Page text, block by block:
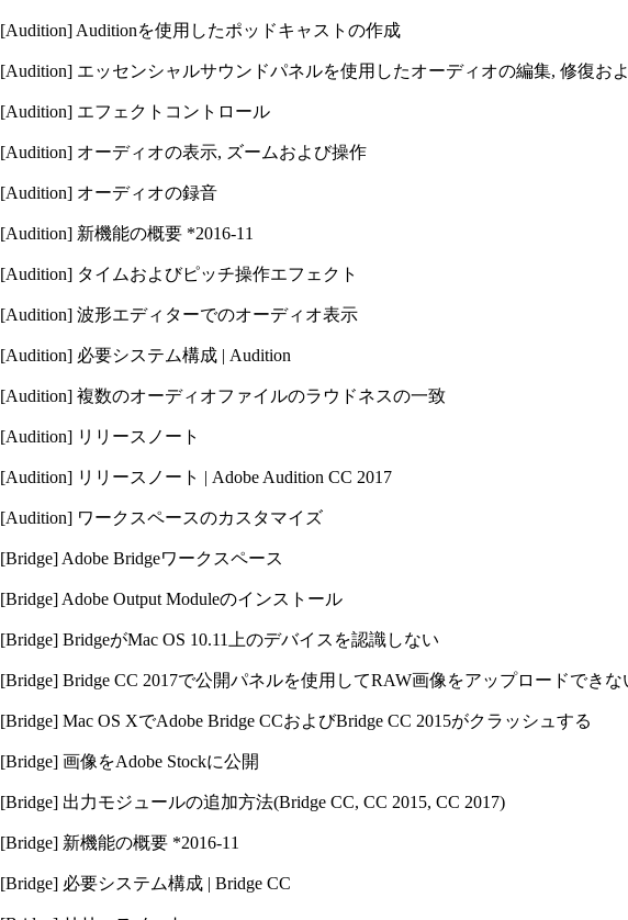
[Audition] Auditionを使用したポッドキャストの作成
[Audition] エッセンシャルサウンドパネルを使用したオーディオの編集, 修復お
[Audition] エフェクトコントロール
[Audition] オーディオの表示, ズームおよび操作
[Audition] オーディオの録音
[Audition] 新機能の概要 *2016-11
[Audition] タイムおよびピッチ操作エフェクト
[Audition] 波形エディターでのオーディオ表示
[Audition] 必要システム構成 | Audition
[Audition] 複数のオーディオファイルのラウドネスの一致
[Audition] リリースノート
[Audition] リリースノート | Adobe Audition CC 2017
[Audition] ワークスペースのカスタマイズ
[Bridge] Adobe Bridgeワークスペース
[Bridge] Adobe Output Moduleのインストール
[Bridge] BridgeがMac OS 10.11上のデバイスを認識しない
[Bridge] Bridge CC 2017で公開パネルを使用してRAW画像をアップロードできな
[Bridge] Mac OS XでAdobe Bridge CCおよびBridge CC 2015がクラッシュする
[Bridge] 画像をAdobe Stockに公開
[Bridge] 出力モジュールの追加方法(Bridge CC, CC 2015, CC 2017)
[Bridge] 新機能の概要 *2016-11
[Bridge] 必要システム構成 | Bridge CC